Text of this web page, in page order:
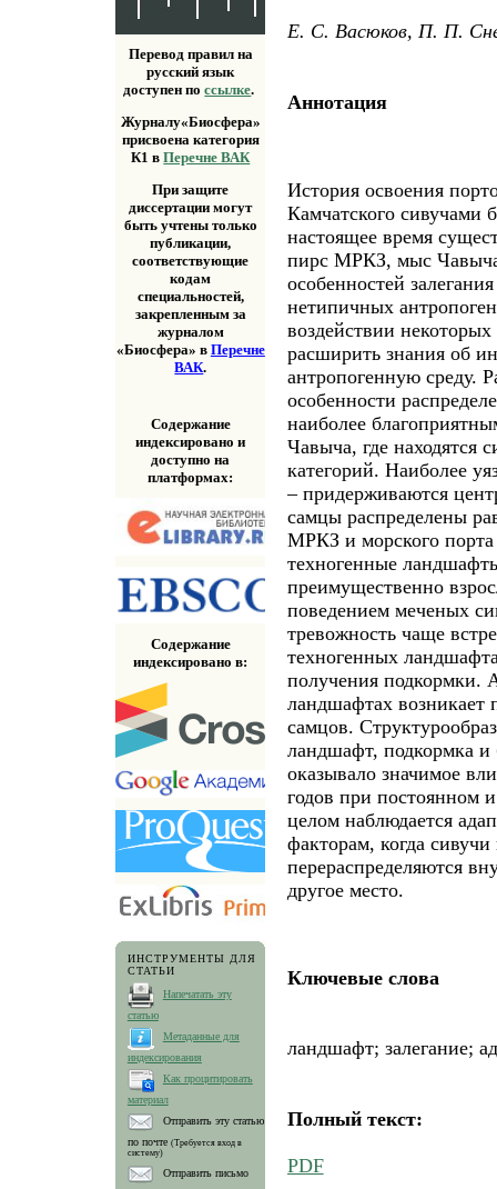
Перевод правил на
русский язык
доступен поссылке.
Журналу«Биосфера»
присвоена категория
К1 вПеречне ВАК
При защите
диссертации могут
быть учтены только
публикации,
соответствующие
кодам
специальностей,
закрепленным за
журналом
«Биосфера» в Перечне
ВАК.
Содержание
индексировано и
доступно на
платформах:
Содержание
индексировано в:
ИНСТРУМЕНТЫ ДЛЯ
СТАТЬИ
Напечатать эту
статью
Метаданные для
индексирования
Как процитировать
материал
Отправить эту статью
по почте (Требуется вход в
систему)
Отправить письмо
Е. С. Васюков, П. П.
Аннотация
История освоения
Камчатского сивучами
настоящее время
пирс МРКЗ, мыс
особенностей
нетипичных
воздействии
расширить знания об
антропогенную среду.
особенности
наиболее
Чавыча, где находятся
категорий. Наиболее
– придерживаются
самцы распределены
МРКЗ и морского
техногенные
преимущественно
поведением меченых
тревожность чаще
техногенных
получения подкормки.
ландшафтах возникает
самцов.
ландшафт, подкормка и
оказывало значимое
годов при постоянном
целом наблюдается
факторам, когда
перераспределяются
другое место.
Ключевые слова
ландшафт; залегание;
Полный текст:
PDF